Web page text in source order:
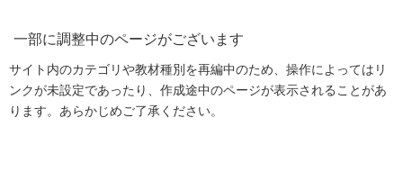
一部に調整中のページがございます
サイト内のカテゴリや教材種別を再編中のため、操作によってはリ
ンクが未設定であったり、作成途中のページが表示されることがあ
ります。あらかじめご了承ください。